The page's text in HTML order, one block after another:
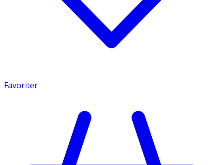
Favoriter